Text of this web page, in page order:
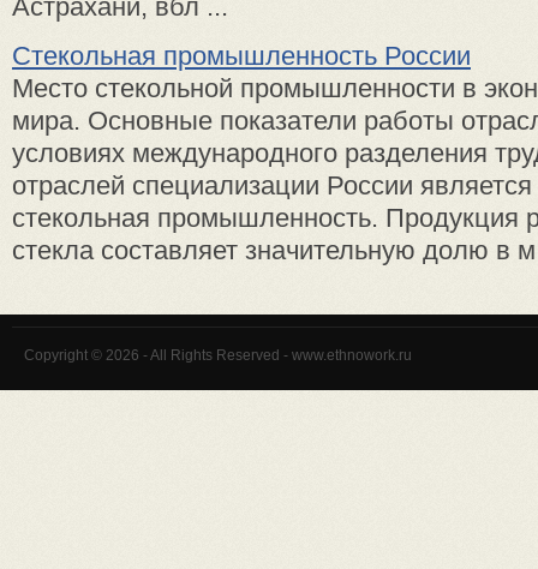
Астрахани, вбл ...
Стекольная промышленность России
Место стекольной промышленности в
мира. Основные показатели работы
условиях международного разделения
отраслей специализации России
стекольная промышленность. Продукция
стекла составляет значительную долю в
Copyright © 2026 - All Rights Reserved - www.ethnowork.ru